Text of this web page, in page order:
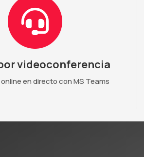
videoconferencia
en directo con MS Teams